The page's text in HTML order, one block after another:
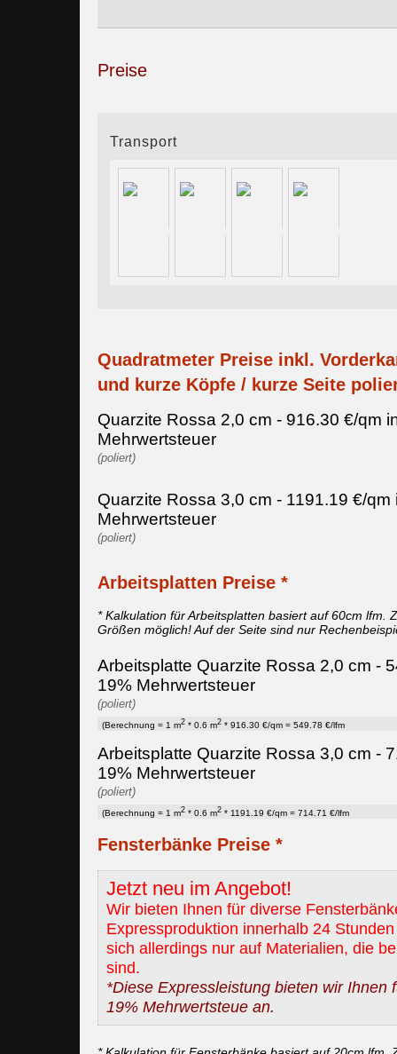
Preise
Transport
Quadratmeter Preise inkl.
und kurze Köpfe / kurze Seite
Quarzite Rossa 2,0 cm - 916.30 €/qm
Mehrwertsteuer
(poliert)
Quarzite Rossa 3,0 cm - 1191.19 €/qm
Mehrwertsteuer
(poliert)
Arbeitsplatten Preise *
* Kalkulation für Arbeitsplatten basiert auf 60cm lfm.
Größen möglich! Auf der Seite sind nur
Arbeitsplatte Quarzite Rossa 2,0 cm -
19% Mehrwertsteuer
(poliert)
(Berechnung = 1 m2 * 0.6 m2 * 916.30 €/qm = 549.78 €/lfm
Arbeitsplatte Quarzite Rossa 3,0 cm -
19% Mehrwertsteuer
(poliert)
(Berechnung = 1 m2 * 0.6 m2 * 1191.19 €/qm = 714.71 €/lfm
Fensterbänke Preise *
Jetzt neu im Angebot!
Wir bieten Ihnen für diverse
Expressproduktion innerhalb 24
sich allerdings nur auf Materialien, die
sind.
*Diese Expressleistung bieten wir Ihnen
19% Mehrwertsteue an.